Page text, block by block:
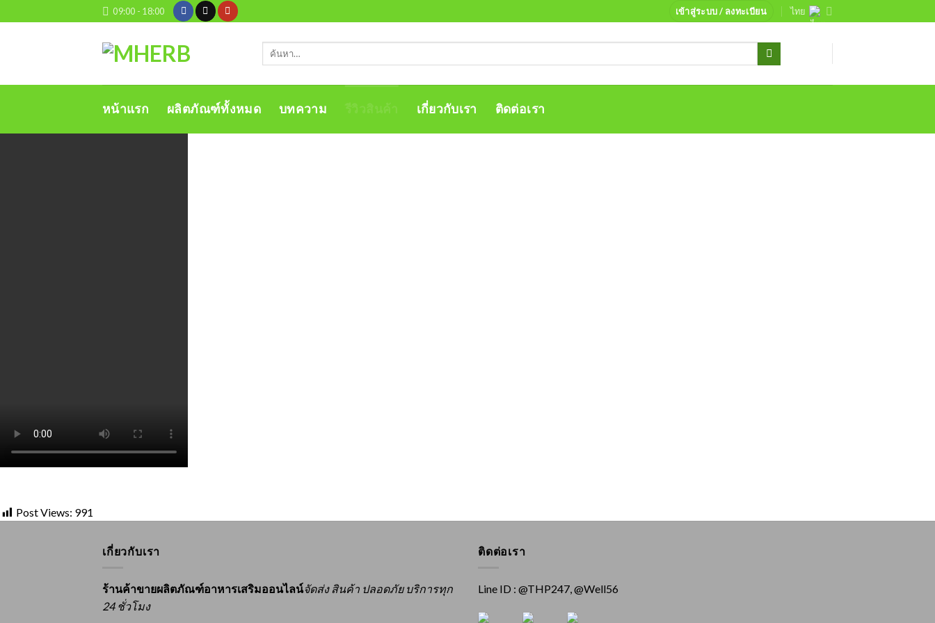
to
09:00 - 18:00 เข้าสู่ระบบ / ลงทะเบียน ไทย
ค้นหา:
หน้าแรก ผลิตภัณฑ์ทั้งหมด บทความ รีวิวสินค้า เกี่ยวกับเรา ติดต่อเรา
Post Views: 991
เกี่ยวกับเรา
ร้านค้าขายผลิตภัณฑ์อาหารเสริมออนไลน์จัดส่ง สินค้า ปลอดภัย บริการทุก
24 ชั่วโมง
ติดต่อเรา
Line ID : @THP247, @Well56